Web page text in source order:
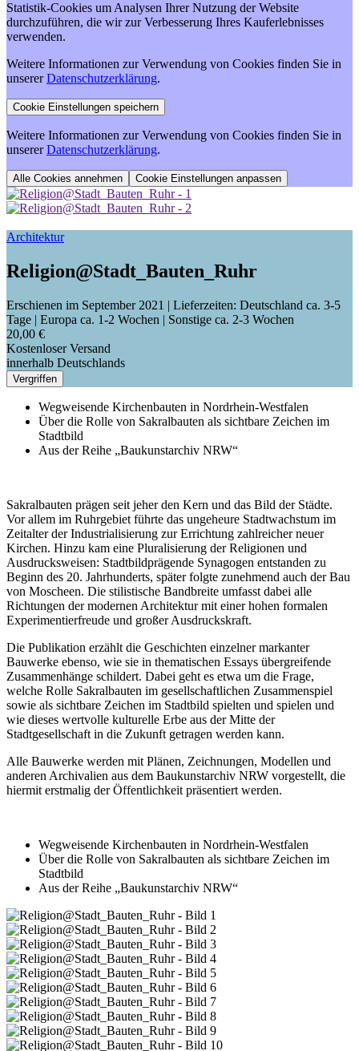
Statistik-Cookies um Analysen Ihrer Nutzung der Website
durchzuführen, die wir zur Verbesserung Ihres Kauferlebnisses
verwenden.
Weitere Informationen zur Verwendung von Cookies finden Sie in
unsererDatenschutzerklärung.
Weitere Informationen zur Verwendung von Cookies finden Sie in
unsererDatenschutzerklärung.
Cookie Einstellungen anpassen
Architektur
Religion@Stadt_Bauten_Ruhr
Erschienen im September 2021 | Lieferzeiten: Deutschland ca. 3-5
Tage | Europa ca. 1-2 Wochen | Sonstige ca. 2-3 Wochen
20,00 €
Kostenloser Versand
innerhalb Deutschlands
Vergriffen
Wegweisende Kirchenbauten in Nordrhein-Westfalen
Über die Rolle von Sakralbauten als sichtbare Zeichen im
Stadtbild
Aus der Reihe „Baukunstarchiv NRW“
Sakralbauten prägen seit jeher den Kern und das Bild der Städte.
Vor allem im Ruhrgebiet führte das ungeheure Stadtwachstum im
Zeitalter der Industrialisierung zur Errichtung zahlreicher neuer
Kirchen. Hinzu kam eine Pluralisierung der Religionen und
Ausdrucksweisen: Stadtbildprägende Synagogen entstanden zu
Beginn des 20. Jahrhunderts, später folgte zunehmend auch der Bau
von Moscheen. Die stilistische Bandbreite umfasst dabei alle
Richtungen der modernen Architektur mit einer hohen formalen
Experimentierfreude und großer Ausdruckskraft.
Die Publikation erzählt die Geschichten einzelner markanter
Bauwerke ebenso, wie sie in thematischen Essays übergreifende
Zusammenhänge schildert. Dabei geht es etwa um die Frage,
welche Rolle Sakralbauten im gesellschaftlichen Zusammenspiel
sowie als sichtbare Zeichen im Stadtbild spielten und spielen und
wie dieses wertvolle kulturelle Erbe aus der Mitte der
Stadtgesellschaft in die Zukunft getragen werden kann.
Alle Bauwerke werden mit Plänen, Zeichnungen, Modellen und
anderen Archivalien aus dem Baukunstarchiv NRW vorgestellt, die
hiermit erstmalig der Öffentlichkeit präsentiert werden.
Wegweisende Kirchenbauten in Nordrhein-Westfalen
Über die Rolle von Sakralbauten als sichtbare Zeichen im
Stadtbild
Aus der Reihe „Baukunstarchiv NRW“